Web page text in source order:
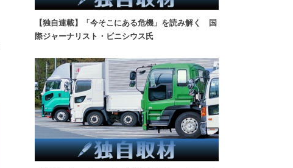
【独自連載】「今そこにある危機」を読み解く 国
際ジャーナリスト・ビニシウス氏